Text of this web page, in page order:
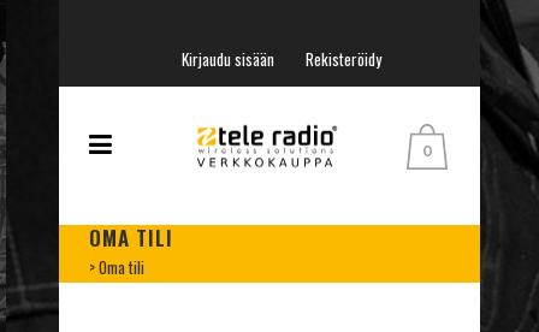
Kirjaudu sisään Rekisteröidy
0
OMA TILI
>Oma tili